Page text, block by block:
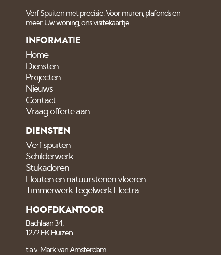
Verf Spuiten met precisie. Voor muren, plafonds en
meer. Uw woning, ons visitekaartje.
INFORMATIE
Home
Diensten
Projecten
Nieuws
Contact
Vraag offerte aan
DIENSTEN
Verf spuiten
Schilderwerk
Stukadoren
Houten en natuurstenen vloeren
Timmerwerk Tegelwerk Electra
HOOFDKANTOOR
Bachlaan 34,
1272 EK Huizen.
t.a.v.: Mark van Amsterdam